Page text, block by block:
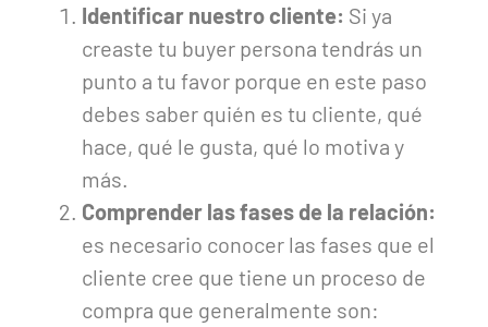
Identificar nuestro cliente: Si ya
creaste tu buyer persona tendrás un
punto a tu favor porque en este paso
debes saber quién es tu cliente, qué
hace, qué le gusta, qué lo motiva y
más.
Comprender las fases de la relación:
es necesario conocer las fases que el
cliente cree que tiene un proceso de
compra que generalmente son: